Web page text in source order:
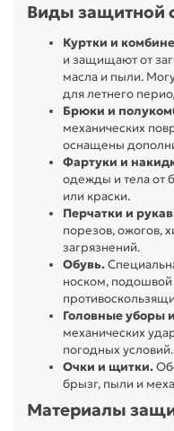
Виды защитной
Куртки и
и защищают от
масла и пыли.
для летнего
Брюки и
механических
оснащены
Фартуки и
одежды и тела от
или краски.
Перчатки и
порезов, ожогов,
загрязнений.
Обувь.
носком, подошвой
Головные уборы
механических
погодных условий.
Очки и щитки.
брызг, пыли и
Материалы